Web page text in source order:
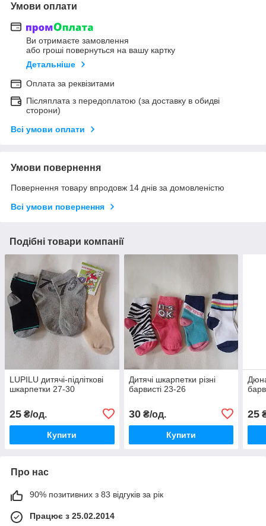
Умови оплати
Ви отримаєте замовлення
або гроші повернуться на вашу картку
Детальніше
Оплата за реквізитами
Післяплата з передоплатою (за доставку в обидві
сторони)
Всі умови оплати
Умови повернення
Повернення товару впродовж 14 днів за домовленістю
Всі умови повернення
Подібні товари компанії
LUPILU дитячі-підліткові
шкарпетки 27-30
25 ₴/од.
Купити
Дитячі шкарпетки різні
барвисті 23-26
30₴/од.
Купити
25
Про нас
90% позитивних з 83 відгуків за рік
Працює з 25.02.2014